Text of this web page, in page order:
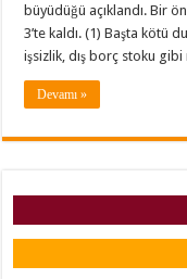
büyüdüğü açıklandı. Bir
3’te kaldı. (1) Başta kötü
işsizlik, dış borç stoku
Devamı »